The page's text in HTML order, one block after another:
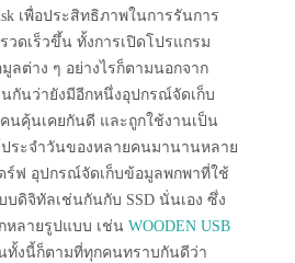
เพื่อประสิทธิภาพในการรันการ
ดเร็วขึ้น ทั้งการเปิดโปรแกรม
ลต่าง ๆ อย่างไรก็ตามนอกจาก
กันว่ายังมีอีกหนึ่งอุปกรณ์จัดเก็บ
นคุ้นเคยกันดี และถูกใช้งานเป็น
ระจำวันของหลายคนมานานหลาย
ฟ อุปกรณ์จัดเก็บข้อมูลพกพาที่ใช้
ดิจิทัลเช่นกันกับ SSD นั่นเอง ซึ่ง
ลายรูปแบบ เช่น WOODEN USB
ทั้งนี้ก็ตามที่ทุกคนทราบกันดีว่า